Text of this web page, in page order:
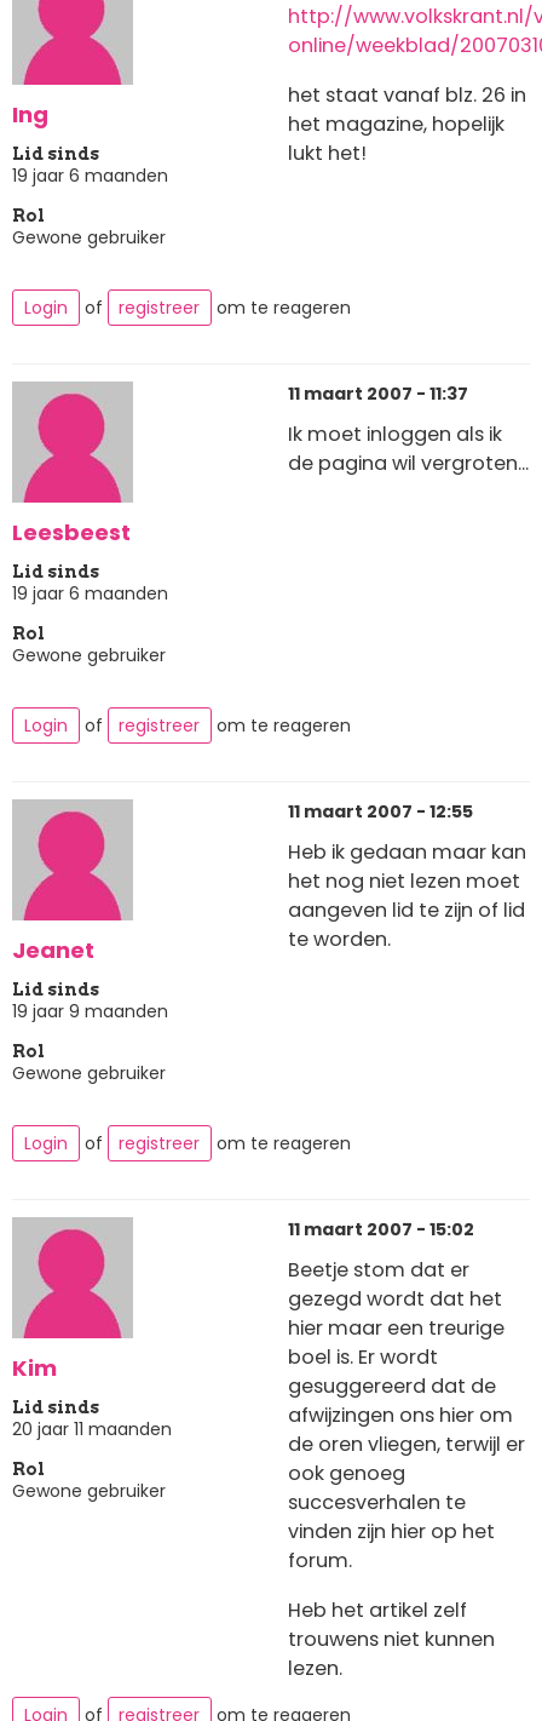
Ing
Lid sinds
19 jaar 6 maanden
Rol
Gewone gebruiker
http://www.volkskrant.nl/
online/weekblad/
het staat vanaf blz. 26 in
het magazine, hopelijk
lukt het!
Login of registreer om te reageren
Leesbeest
Lid sinds
19 jaar 6 maanden
Rol
Gewone gebruiker
11 maart 2007 - 11:37
Ik moet inloggen als ik
de pagina wil vergroten...
Login of registreer om te reageren
Jeanet
Lid sinds
19 jaar 9 maanden
Rol
Gewone gebruiker
11 maart 2007 - 12:55
Heb ik gedaan maar kan
het nog niet lezen moet
aangeven lid te zijn of lid
te worden.
Login of registreer om te reageren
Kim
Lid sinds
20 jaar 11 maanden
Rol
Gewone gebruiker
11 maart 2007 - 15:02
Beetje stom dat er
gezegd wordt dat het
hier maar een treurige
boel is. Er wordt
gesuggereerd dat de
afwijzingen ons hier om
de oren vliegen, terwijl er
ook genoeg
succesverhalen te
vinden zijn hier op het
forum.
Heb het artikel zelf
trouwens niet kunnen
lezen.
Login of registreer om te reageren